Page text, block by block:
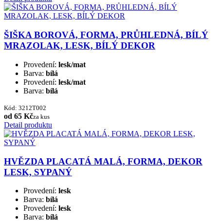
ŠIŠKA BOROVÁ, FORMA, PRŮHLEDNÁ, BÍLÝ
MRAZOLAK, LESK, BÍLÝ DEKOR
Provedení: lesk/mat
Barva: bílá
Provedení: lesk/mat
Barva: bílá
Kód: 3212T002
od 65 Kčza kus
Detail produktu
HVĚZDA PLACATÁ MALÁ, FORMA, DEKOR
LESK, SYPANÝ
Provedení: lesk
Barva: bílá
Provedení: lesk
Barva: bílá